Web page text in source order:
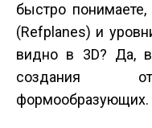
быстро
(Refplanes) и
видно в 3D? Да,
создания
формообразующих.